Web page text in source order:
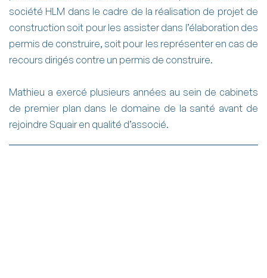
société HLM dans le cadre de la réalisation de projet de
construction soit pour les assister dans l’élaboration des
permis de construire, soit pour les représenter en cas de
recours dirigés contre un permis de construire.
Mathieu a exercé plusieurs années au sein de cabinets
de premier plan dans le domaine de la santé avant de
rejoindre Squair en qualité d’associé.